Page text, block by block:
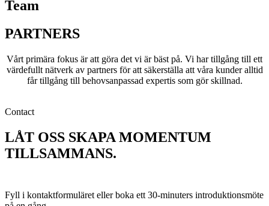
Team
PARTNERS
Vårt primära fokus är att göra det vi är bäst på. Vi har tillgång till ett
värdefullt nätverk av partners för att säkerställa att våra kunder alltid
får tillgång till behovsanpassad expertis som gör skillnad.
Contact
LÅT OSS SKAPA MOMENTUM
TILLSAMMANS.
Fyll i kontaktformuläret eller boka ett 30-minuters introduktionsmöte